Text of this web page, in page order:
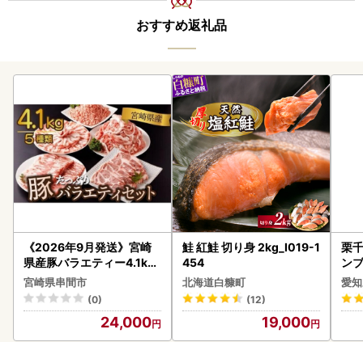
おすすめ返礼品
《2026年9月発送》宮崎
県産豚バラエティー4.1kg
セット_K033-057-2609
宮崎県串間市
(0)
24,000
鮭 紅鮭 切り身 2kg_I019-1
454
北海道白糠町
(12)
19,000
栗
ン
デ
愛